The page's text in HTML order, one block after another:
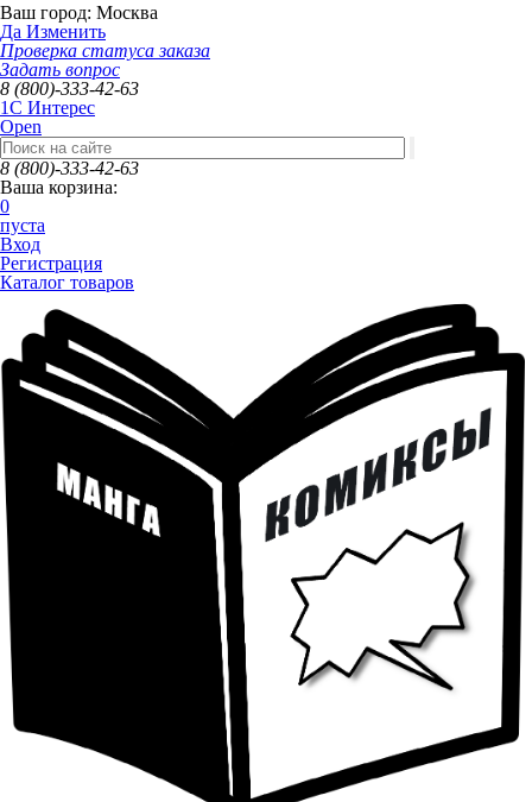
Ваш город: Москва
Да Изменить
Проверка статуса заказа
Задать вопрос
8 (800)-333-42-63
1C Интерес
Open
8 (800)-333-42-63
Ваша корзина:
0
пуста
Вход
Регистрация
Каталог товаров